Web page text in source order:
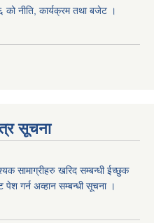
नीति, कार्यक्रम तथा बजेट ।
सूचना
सामाग्रीहरु खरिद सम्बन्धी ईच्छुक
पेश गर्न अव्हान सम्बन्धी सूचना ।